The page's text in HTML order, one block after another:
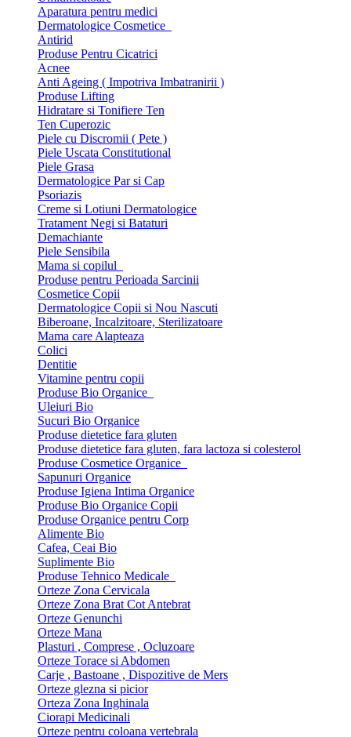
Aparatura pentru medici
Dermatologice Cosmetice
Antirid
Produse Pentru Cicatrici
Acnee
Anti Ageing ( Impotriva Imbatranirii )
Produse Lifting
Hidratare si Tonifiere Ten
Ten Cuperozic
Piele cu Discromii ( Pete )
Piele Uscata Constitutional
Piele Grasa
Dermatologice Par si Cap
Psoriazis
Creme si Lotiuni Dermatologice
Tratament Negi si Bataturi
Demachiante
Piele Sensibila
Mama si copilul
Produse pentru Perioada Sarcinii
Cosmetice Copii
Dermatologice Copii si Nou Nascuti
Biberoane, Incalzitoare, Sterilizatoare
Mama care Alapteaza
Colici
Dentitie
Vitamine pentru copii
Produse Bio Organice
Uleiuri Bio
Sucuri Bio Organice
Produse dietetice fara gluten
Produse dietetice fara gluten, fara lactoza si colesterol
Produse Cosmetice Organice
Sapunuri Organice
Produse Igiena Intima Organice
Produse Bio Organice Copii
Produse Organice pentru Corp
Alimente Bio
Cafea, Ceai Bio
Suplimente Bio
Produse Tehnico Medicale
Orteze Zona Cervicala
Orteze Zona Brat Cot Antebrat
Orteze Genunchi
Orteze Mana
Plasturi , Comprese , Ocluzoare
Orteze Torace si Abdomen
Carje , Bastoane , Dispozitive de Mers
Orteze glezna si picior
Orteza Zona Inghinala
Ciorapi Medicinali
Orteze pentru coloana vertebrala